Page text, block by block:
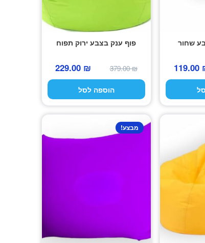
שחור
119.00
הנוכחי
הוא:
פוף ענק בצבע ירוק תפוח
379.00₪
המחיר
המקורי
היה:
229.00 ₪
המחיר
הנוכחי
הוא:
הוספה לסל
מבצע!